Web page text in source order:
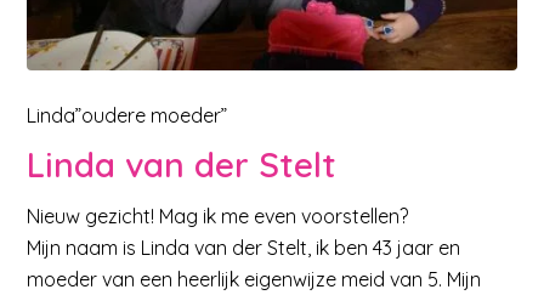
Linda”oudere moeder”
Linda van der Stelt
Nieuw gezicht! Mag ik me even voorstellen?
Mijn naam is Linda van der Stelt, ik ben 43 jaar en
moeder van een heerlijk eigenwijze meid van 5. Mijn